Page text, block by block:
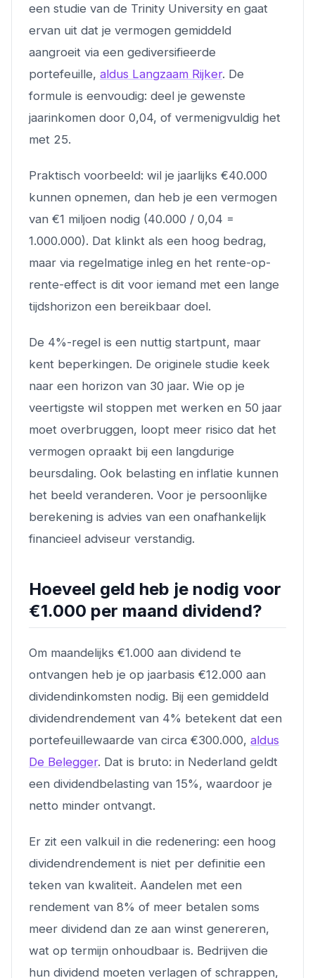
een studie van de Trinity University en gaat
ervan uit dat je vermogen gemiddeld
aangroeit via een gediversifieerde
portefeuille, aldus Langzaam Rijker. De
formule is eenvoudig: deel je gewenste
jaarinkomen door 0,04, of vermenigvuldig het
met 25.
Praktisch voorbeeld: wil je jaarlijks €40.000
kunnen opnemen, dan heb je een vermogen
van €1 miljoen nodig (40.000 / 0,04 =
1.000.000). Dat klinkt als een hoog bedrag,
maar via regelmatige inleg en het rente-op-
rente-effect is dit voor iemand met een lange
tijdshorizon een bereikbaar doel.
De 4%-regel is een nuttig startpunt, maar
kent beperkingen. De originele studie keek
naar een horizon van 30 jaar. Wie op je
veertigste wil stoppen met werken en 50 jaar
moet overbruggen, loopt meer risico dat het
vermogen opraakt bij een langdurige
beursdaling. Ook belasting en inflatie kunnen
het beeld veranderen. Voor je persoonlijke
berekening is advies van een onafhankelijk
financieel adviseur verstandig.
Hoeveel geld heb je nodig voor
€1.000 per maand dividend?
Om maandelijks €1.000 aan dividend te
ontvangen heb je op jaarbasis €12.000 aan
dividendinkomsten nodig. Bij een gemiddeld
dividendrendement van 4% betekent dat een
portefeuillewaarde van circa €300.000, aldus
De Belegger. Dat is bruto: in Nederland geldt
een dividendbelasting van 15%, waardoor je
netto minder ontvangt.
Er zit een valkuil in die redenering: een hoog
dividendrendement is niet per definitie een
teken van kwaliteit. Aandelen met een
rendement van 8% of meer betalen soms
meer dividend dan ze aan winst genereren,
wat op termijn onhoudbaar is. Bedrijven die
hun dividend moeten verlagen of schrappen,